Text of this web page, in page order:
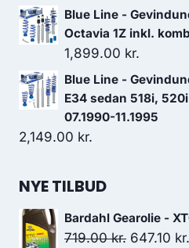
Blue Line -
Octavia 1Z inkl.
1,899.00 kr.
Blue Line -
E34 sedan 518i,
07.1990-11.1995
2,149.00 kr.
NYE TILBUD
Bardahl Gearolie -
719.00kr. Den
647.10 kr.